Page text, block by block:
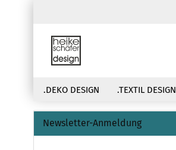
.DEKO DESIGN .TEXTIL DESIGN
Newsletter-Anmeldung